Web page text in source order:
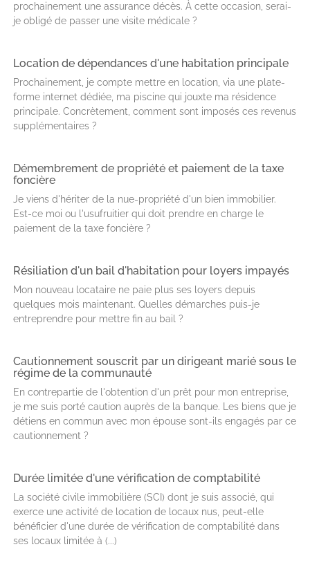
prochainement une assurance décès. À cette occasion, serai-
je obligé de passer une visite médicale ?
Location de dépendances d'une habitation principale
Prochainement, je compte mettre en location, via une plate-
forme internet dédiée, ma piscine qui jouxte ma résidence
principale. Concrètement, comment sont imposés ces revenus
supplémentaires ?
Démembrement de propriété et paiement de la taxe
foncière
Je viens d'hériter de la nue-propriété d'un bien immobilier.
Est-ce moi ou l'usufruitier qui doit prendre en charge le
paiement de la taxe foncière ?
Résiliation d'un bail d'habitation pour loyers impayés
Mon nouveau locataire ne paie plus ses loyers depuis
quelques mois maintenant. Quelles démarches puis-je
entreprendre pour mettre fin au bail ?
Cautionnement souscrit par un dirigeant marié sous le
régime de la communauté
En contrepartie de l'obtention d'un prêt pour mon entreprise,
je me suis porté caution auprès de la banque. Les biens que je
détiens en commun avec mon épouse sont-ils engagés par ce
cautionnement ?
Durée limitée d'une vérification de comptabilité
La société civile immobilière (SCI) dont je suis associé, qui
exerce une activité de location de locaux nus, peut-elle
bénéficier d'une durée de vérification de comptabilité dans
ses locaux limitée à (...)